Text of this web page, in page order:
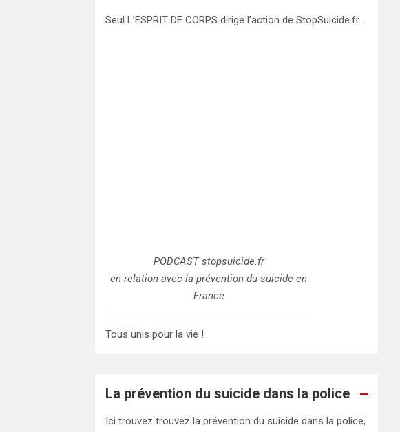
Seul L’ESPRIT DE CORPS dirige l’action de StopSuicide.fr .
PODCAST stopsuicide.fr
en relation avec la prévention du suicide en
France
Tous unis pour la vie !
La prévention du suicide dans la police
Ici trouvez trouvez la prévention du suicide dans la police,